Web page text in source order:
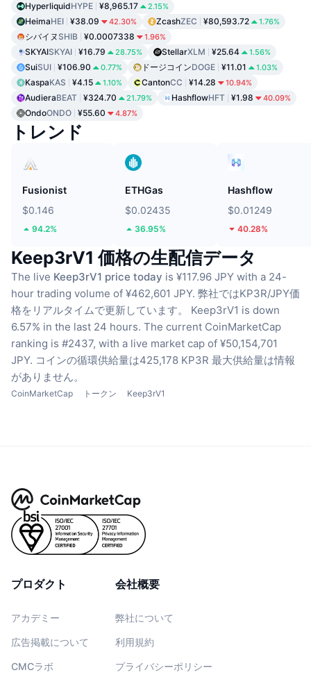
HyperliquidHYPE ¥8,965.17 2.15%
HeimaHEI ¥38.09 42.30% ZcashZEC ¥80,593.72 1.76%
シバイヌ SHIB ¥0.0007338 1.96%
SKYAISKYAI ¥16.79 28.75% StellarXLM ¥25.64 1.56%
SuiSUI ¥106.90 0.77% ドージコインDOGE ¥11.01 1.03%
KaspaKAS ¥4.15 1.10% CantonCC ¥14.28 10.94%
AudieraBEAT ¥324.70 21.79% HashflowHFT ¥1.98 40.09%
OndoONDO ¥55.60 4.87%
トレンド
Fusionist
$0.146
94.2%
ETHGas
$0.02435
36.95%
Hashflow
$0.01249
40.28%
Keep3rV1 価格の生配信データ
The live Keep3rV1 price today is ¥117.96 JPY with a 24-
hour trading volume of ¥462,601 JPY. 弊社ではKP3R/JPY価
格をリアルタイムで更新しています。
Keep3rV1 is down
6.57% in the last 24 hours. The current CoinMarketCap
ranking is #2437, with a live market cap of ¥50,154,701
JPY. コインの循環供給量は425,178 KP3R 最大供給量は情報
がありません。
CoinMarketCap トークン Keep3rV1
プロダクト
アカデミー
広告掲載について
CMCラボ
会社概要
弊社について
利用規約
プライバシーポリシー